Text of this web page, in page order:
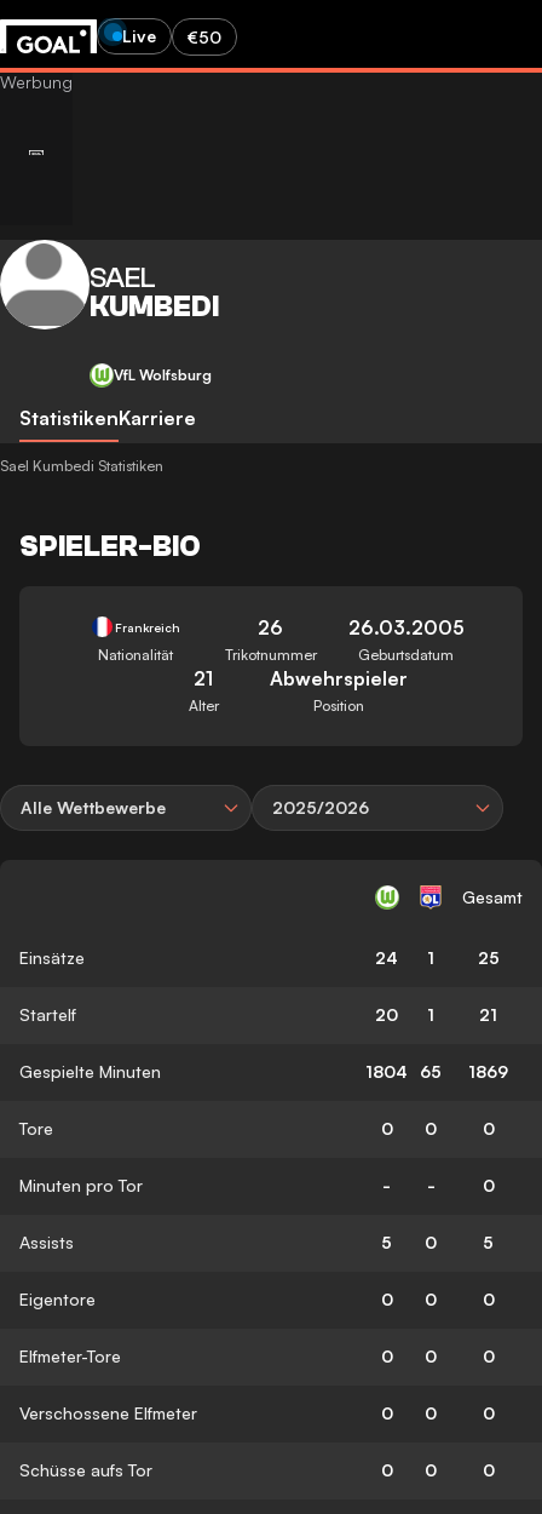
Live €50
SAEL
KUMBEDI
VfL Wolfsburg
StatistikenKarriere
Sael Kumbedi Statistiken
SPIELER-BIO
Frankreich
Nationalität
26
Trikotnummer
26.03.2005
Geburtsdatum
21
Alter
Abwehrspieler
Position
Alle Wettbewerbe 2025/2026
Gesamt
Einsätze 24 1 25
Startelf 20 1 21
Gespielte Minuten 1804 65 1869
Tore 0 0 0
Minuten pro Tor - - 0
Assists 5 0 5
Eigentore 0 0 0
Elfmeter-Tore 0 0 0
Verschossene Elfmeter 0 0 0
Schüsse aufs Tor 0 0 0